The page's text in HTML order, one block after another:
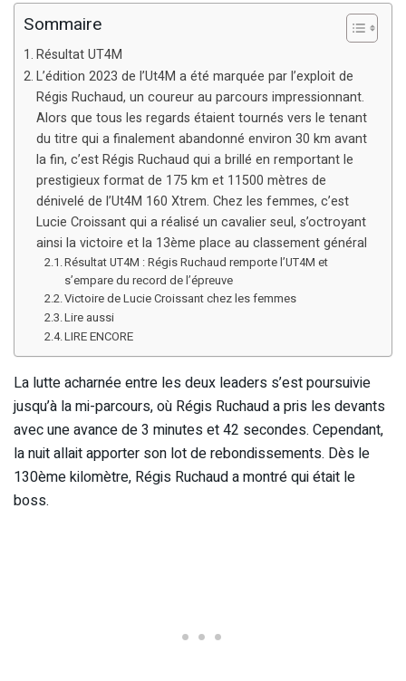
Sommaire
Résultat UT4M
L’édition 2023 de l’Ut4M a été marquée par l’exploit de
Régis Ruchaud, un coureur au parcours impressionnant.
Alors que tous les regards étaient tournés vers le tenant
du titre qui a finalement abandonné environ 30 km avant
la fin, c’est Régis Ruchaud qui a brillé en remportant le
prestigieux format de 175 km et 11500 mètres de
dénivelé de l’Ut4M 160 Xtrem. Chez les femmes, c’est
Lucie Croissant qui a réalisé un cavalier seul, s’octroyant
ainsi la victoire et la 13ème place au classement général
Résultat UT4M : Régis Ruchaud remporte l’UT4M et
s’empare du record de l’épreuve
Victoire de Lucie Croissant chez les femmes
Lire aussi
LIRE ENCORE
La lutte acharnée entre les deux leaders s’est poursuivie
jusqu’à la mi-parcours, où Régis Ruchaud a pris les devants
avec une avance de 3 minutes et 42 secondes. Cependant,
la nuit allait apporter son lot de rebondissements. Dès le
130ème kilomètre, Régis Ruchaud a montré qui était le
boss.